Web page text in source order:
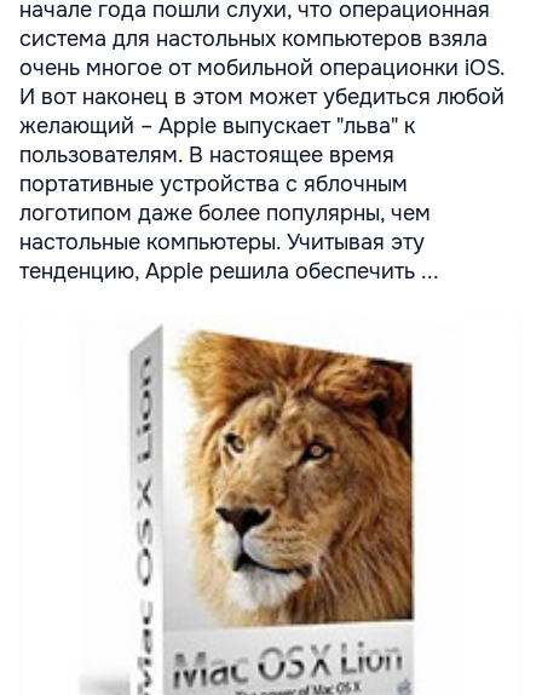
начале года пошли слухи, что операционная
система для настольных компьютеров взяла
очень многое от мобильной операционки iOS.
И вот наконец в этом может убедиться любой
желающий – Apple выпускает "льва" к
пользователям. В настоящее время
портативные устройства с яблочным
логотипом даже более популярны, чем
настольные компьютеры. Учитывая эту
тенденцию, Apple решила обеспечить ...